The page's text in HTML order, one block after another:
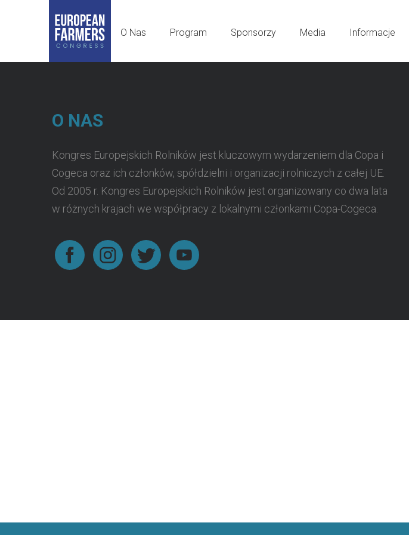
O Nas Program Sponsorzy Media Informacje
O NAS
Kongres Europejskich Rolników jest kluczowym wydarzeniem dla Copa i
Cogeca oraz ich członków, spółdzielni i organizacji rolniczych z całej UE.
Od 2005 r. Kongres Europejskich Rolników jest organizowany co dwa lata
w różnych krajach we współpracy z lokalnymi członkami Copa-Cogeca.